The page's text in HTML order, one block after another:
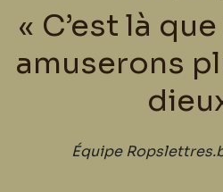
« C’est là
amuserons
Équipe